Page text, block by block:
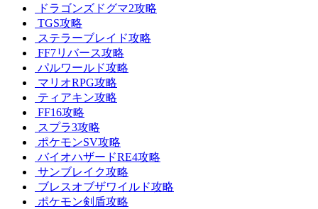
ドラゴンズドグマ2攻略
TGS攻略
ステラーブレイド攻略
FF7リバース攻略
パルワールド攻略
マリオRPG攻略
ティアキン攻略
FF16攻略
スプラ3攻略
ポケモンSV攻略
バイオハザードRE4攻略
サンブレイク攻略
ブレスオブザワイルド攻略
ポケモン剣盾攻略